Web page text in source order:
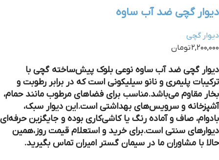
دیوار گچی ضد آب ساوه
دیوار گچی
۲,۲۰۰,۰۰۰ تومان
دیوار گچی ضد آب ساوه نوعی بلوک پیش‌ساخته گچی با
ترکیبات پلیمری و نانو سیلیکونی است که در برابر رطوبت و
بخار مقاوم می‌باشد.مناسب برای فضاهای مرطوب مانند حمام،
آشپزخانه و سرویس‌های بهداشتی است.این دیوار سبک،
بادوام، صاف و آماده رنگ یا کاشی‌کاری بوده و جایگزین حرفه‌ای
دیوارهای سنتی است.برای خرید و استعلام قیمت روز،همین
حالا با مشاوران ما در سیمان گستر امیران تماس بگیرید.